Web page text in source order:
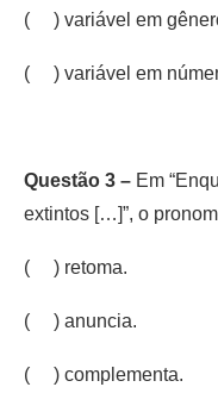
( ) variável em
( ) variável em
Questão 3 – Em
extintos […]”, o
( ) retoma.
( ) anuncia.
( ) complementa.